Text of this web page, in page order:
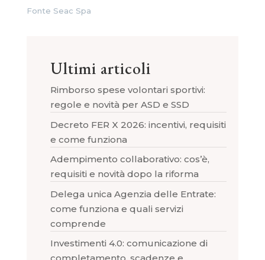
Fonte Seac Spa
Ultimi articoli
Rimborso spese volontari sportivi:
regole e novità per ASD e SSD
Decreto FER X 2026: incentivi, requisiti
e come funziona
Adempimento collaborativo: cos’è,
requisiti e novità dopo la riforma
Delega unica Agenzia delle Entrate:
come funziona e quali servizi
comprende
Investimenti 4.0: comunicazione di